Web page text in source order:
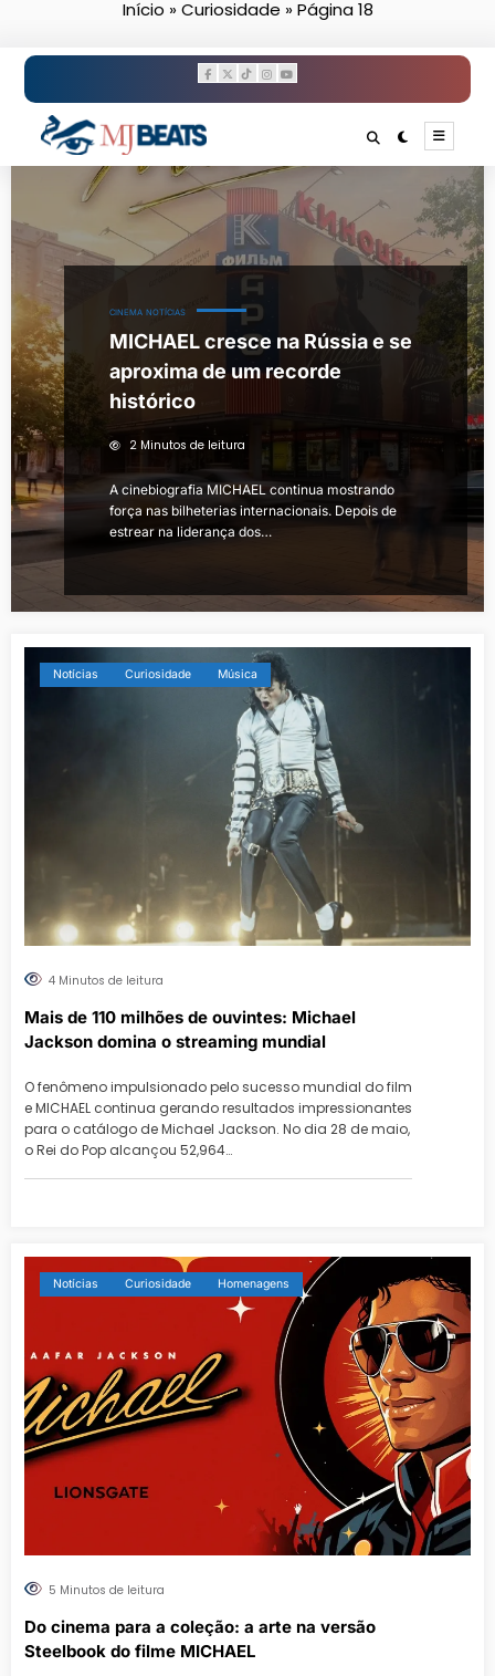
Início »Curiosidade »Página 18
CINEMA NOTÍCIAS
MICHAEL cresce na Rússia e se
aproxima de um recorde
histórico
2 Minutos de leitura
A cinebiografia MICHAEL continua mostrando
força nas bilheterias internacionais. Depois de
estrear na liderança dos…
Notícias Curiosidade Música
4 Minutos de leitura
Mais de 110 milhões de ouvintes: Michael
Jackson domina o streaming mundial
O fenômeno impulsionado pelo sucesso mundial do film
e MICHAEL continua gerando resultados impressionantes
para o catálogo de Michael Jackson. No dia 28 de maio,
o Rei do Pop alcançou 52,964…
Notícias Curiosidade Homenagens
5 Minutos de leitura
Do cinema para a coleção: a arte na versão
Steelbook do filme MICHAEL